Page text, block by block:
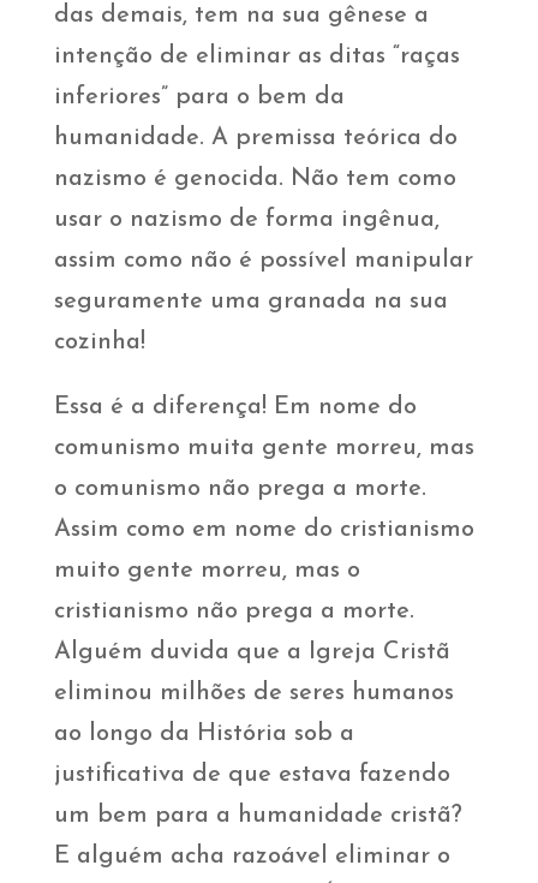
das demais, tem na sua gênese a
intenção de eliminar as ditas “raças
inferiores” para o bem da
humanidade. A premissa teórica do
nazismo é genocida. Não tem como
usar o nazismo de forma ingênua,
assim como não é possível manipular
seguramente uma granada na sua
cozinha!
Essa é a diferença! Em nome do
comunismo muita gente morreu, mas
o comunismo não prega a morte.
Assim como em nome do cristianismo
muito gente morreu, mas o
cristianismo não prega a morte.
Alguém duvida que a Igreja Cristã
eliminou milhões de seres humanos
ao longo da História sob a
justificativa de que estava fazendo
um bem para a humanidade cristã?
E alguém acha razoável eliminar o